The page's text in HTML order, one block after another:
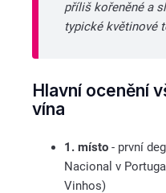
příliš kořeněné a
typické květinové
Hlavní ocenění
vína
1. místo - první
Nacional v
Vinhos)